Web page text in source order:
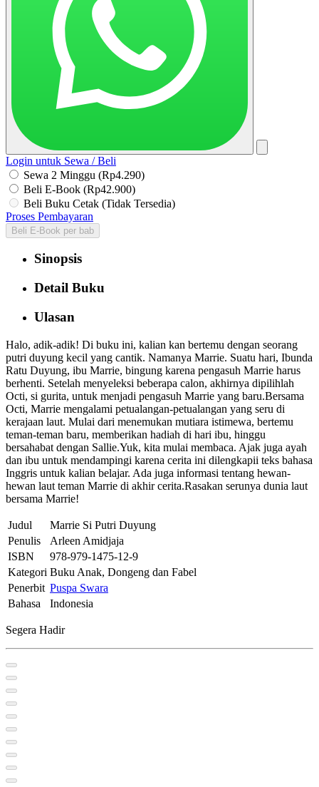
Login untuk Sewa / Beli
Sewa 2 Minggu (Rp4.290)
Beli E-Book (Rp42.900)
Beli Buku Cetak (Tidak Tersedia)
Proses Pembayaran
Beli E-Book per bab
Sinopsis
Detail Buku
Ulasan
Halo, adik-adik! Di buku ini, kalian kan bertemu dengan seorang
putri duyung kecil yang cantik. Namanya Marrie. Suatu hari, Ibunda
Ratu Duyung, ibu Marrie, bingung karena pengasuh Marrie harus
berhenti. Setelah menyeleksi beberapa calon, akhirnya dipilihlah
Octi, si gurita, untuk menjadi pengasuh Marrie yang baru.Bersama
Octi, Marrie mengalami petualangan-petualangan yang seru di
kerajaan laut. Mulai dari menemukan mutiara istimewa, bertemu
teman-teman baru, memberikan hadiah di hari ibu, hinggu
bersahabat dengan Sallie.Yuk, kita mulai membaca. Ajak juga ayah
dan ibu untuk mendampingi karena cerita ini dilengkapii teks bahasa
Inggris untuk kalian belajar. Ada juga informasi tentang hewan-
hewan laut teman Marrie di akhir cerita.Rasakan serunya dunia laut
bersama Marrie!
Judul
Marrie Si Putri Duyung
Penulis
Arleen Amidjaja
ISBN
978-979-1475-12-9
Kategori Buku Anak, Dongeng dan Fabel
Penerbit Puspa Swara
Bahasa
Indonesia
Segera Hadir